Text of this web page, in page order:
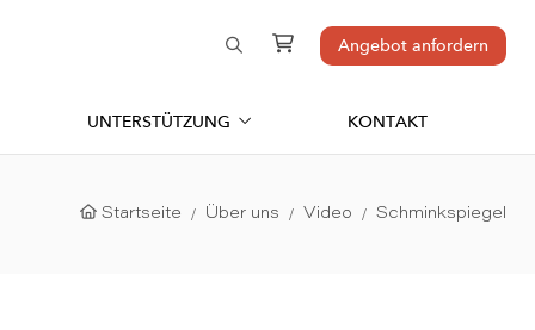
Angebot anfordern
UNTERSTÜTZUNG KONTAKT
Startseite Über uns Video Schminkspiegel